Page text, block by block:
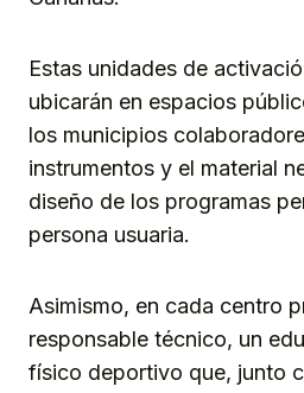
Estas unidades de
ubicarán en espacios
los municipios
instrumentos y el material
diseño de los programas
persona usuaria.
Asimismo, en cada centro
responsable técnico, un
físico deportivo que, junto